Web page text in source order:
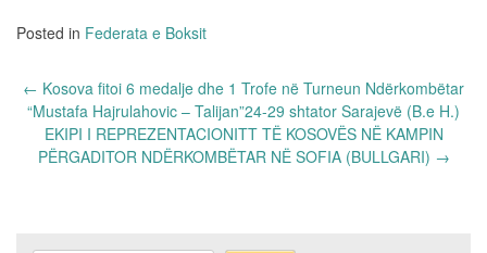
Posted in Federata e Boksit
Post
navigation
← Kosova fitoi 6 medalje dhe 1 Trofe në Turneun Ndërkombëtar
“Mustafa Hajrulahovic – Talijan”24-29 shtator Sarajevë (B.e H.)
EKIPI I REPREZENTACIONITT TË KOSOVËS NË KAMPIN
PËRGADITOR NDËRKOMBËTAR NË SOFIA (BULLGARI) →